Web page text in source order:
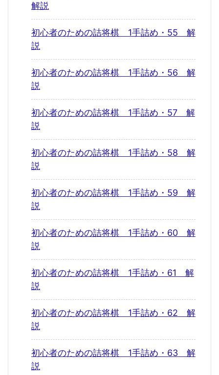
解説
初心者のための詰将棋 1手詰め・55 解
説
初心者のための詰将棋 1手詰め・56 解
説
初心者のための詰将棋 1手詰め・57 解
説
初心者のための詰将棋 1手詰め・58 解
説
初心者のための詰将棋 1手詰め・59 解
説
初心者のための詰将棋 1手詰め・60 解
説
初心者のための詰将棋 1手詰め・61 解
説
初心者のための詰将棋 1手詰め・62 解
説
初心者のための詰将棋 1手詰め・63 解
説